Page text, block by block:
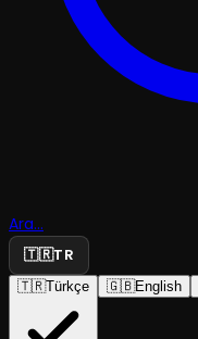
Ara...
🇹🇷TR
🇹🇷Türkçe 🇬🇧English